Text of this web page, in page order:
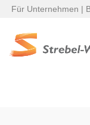
Für Unternehmen |